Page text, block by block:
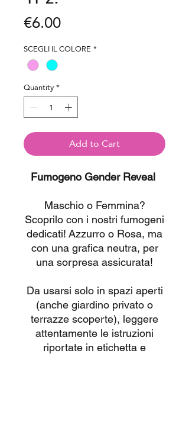
€6.00Price
SCEGLI IL COLORE*
Quantity*
Add to Cart
Fumogeno Gender Reveal
Maschio o Femmina?
Scoprilo con i nostri fumogeni
dedicati! Azzurro o Rosa, ma
con una grafica neutra, per
una sorpresa assicurata!
Da usarsi solo in spazi aperti
(anche giardino privato o
terrazze scoperte), leggere
attentamente le istruzioni
riportate in etichetta e